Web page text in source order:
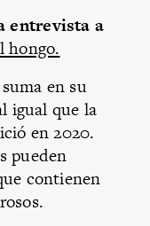
entrevista a
hongo.
en su
igual que la
en 2020.
pueden
contienen